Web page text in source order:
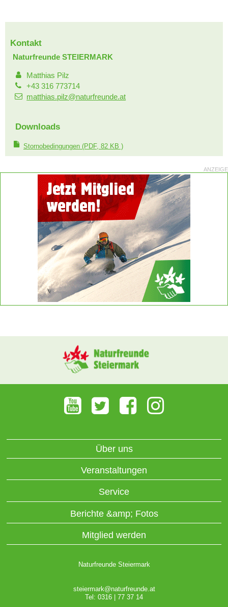
Kontakt
Naturfreunde STEIERMARK
Matthias Pilz
+43 316 773714
matthias.pilz@naturfreunde.at
Downloads
Stornobedingungen (PDF, 82 KB )
ANZEIGE
Über uns
Veranstaltungen
Service
Berichte &amp; Fotos
Mitglied werden
Naturfreunde Steiermark
steiermark@naturfreunde.at
Tel: 0316 | 77 37 14